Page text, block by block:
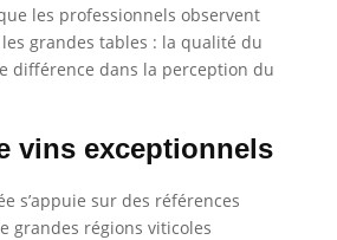
les professionnels observent
grandes tables : la qualité du
différence dans la perception du
vins exceptionnels
s’appuie sur des références
grandes régions viticoles